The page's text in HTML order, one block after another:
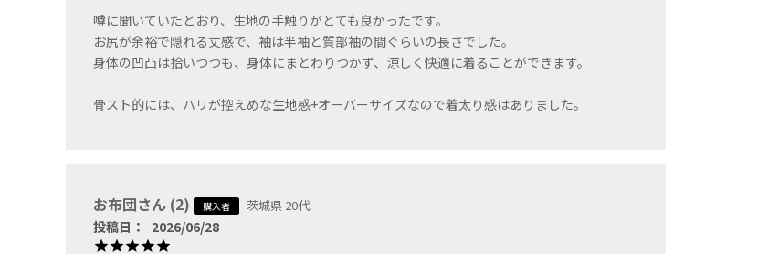
噂に聞いていたとおり、生地の手触りがとても良かったです。
お尻が余裕で隠れる丈感で、袖は半袖と質部袖の間ぐらいの長さでした。
身体の凹凸は拾いつつも、身体にまとわりつかず、涼しく快適に着ることができます。
骨スト的には、ハリが控えめな生地感+オーバーサイズなので着太り感はありました。
お布団 2 購入者 茨城県 20代
投稿日 2026/06/28